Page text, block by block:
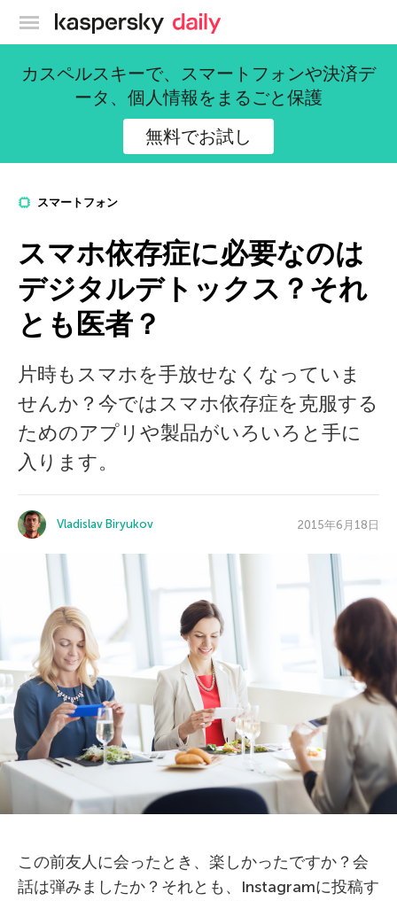
カスペルスキー公式ブログ
カスペルスキーで、スマートフォンや決済デ
ータ、個人情報をまるごと保護
無料でお試し
スマートフォン
スマホ依存症に必要なのは
デジタルデトックス？それ
とも医者？
片時もスマホを手放せなくなっていま
せんか？今ではスマホ依存症を克服する
ためのアプリや製品がいろいろと手に
入ります。
Vladislav Biryukov 2015年6月18日
この前友人に会ったとき、楽しかったですか？会
話は弾みましたか？それとも、Instagramに投稿す